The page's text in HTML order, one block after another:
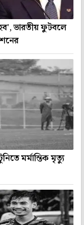
ভারতীয় ফুটবলে
মর্মান্তিক মৃত্যু